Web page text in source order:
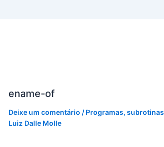
ename-of
Deixe um comentário / Programas, subrotinas
Luiz Dalle Molle